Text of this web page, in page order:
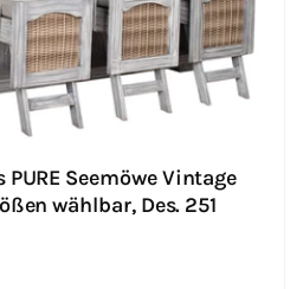
Seemöwe Vintage
wählbar, Des. 251